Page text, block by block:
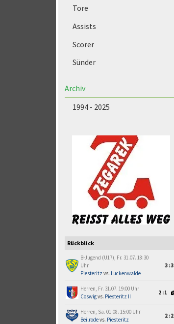
Tore
Assists
Scorer
Sünder
Archiv
1994 - 2025
Rückblick
B-Jugend (U17), Fr. 31.07. 18:30
Uhr
Piesteritz vs. Luckenwalde
3:3
Herren, Fr. 31.07. 19:00 Uhr
Coswigvs. Piesteritz II
2:1
Herren, Sa. 01.08. 15:00 Uhr
Beilrodevs. Piesteritz
2:2